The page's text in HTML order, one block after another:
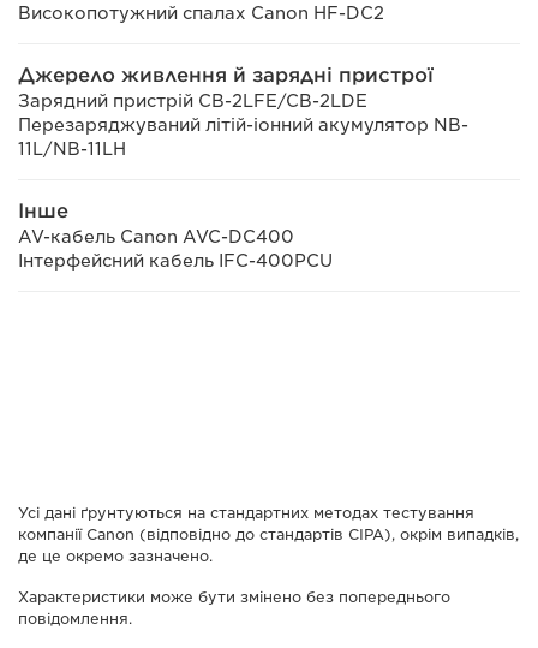
Високопотужний спалах Canon HF-DC2
Джерело живлення й зарядні пристрої
Зарядний пристрій CB-2LFE/CB-2LDE
Перезаряджуваний літій-іонний акумулятор NB-
11L/NB-11LH
Інше
AV-кабель Canon AVC-DC400
Інтерфейсний кабель IFC-400PCU
Усі дані ґрунтуються на стандартних методах тестування
компанії Canon (відповідно до стандартів СІРА), окрім випадків,
де це окремо зазначено.
Характеристики може бути змінено без попереднього
повідомлення.